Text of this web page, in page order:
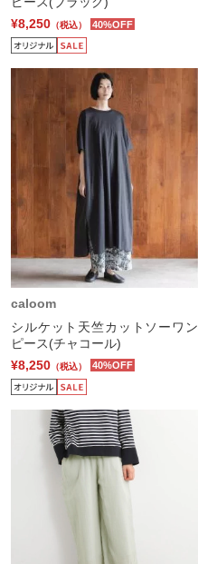
¥8,250 （税込） 40%OFF
caloom
シルケット天竺カットソーワン
ピース(チャコール)
¥8,250 （税込） 40%OFF